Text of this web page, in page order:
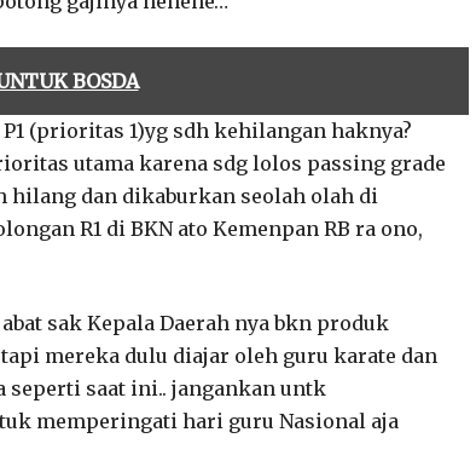
BOSDA
(prioritas 1)yg sdh kehilangan haknya?
utama karena sdg lolos passing grade
hilang dan dikaburkan seolah olah di
R1 di BKN ato Kemenpan RB ra ono,
sak Kepala Daerah nya bkn produk
mereka dulu diajar oleh guru karate dan
seperti saat ini.. jangankan untk
memperingati hari guru Nasional aja